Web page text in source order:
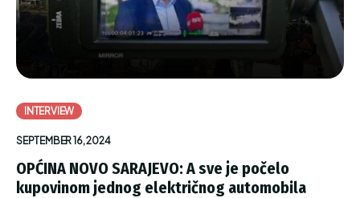
INTERVIEW
SEPTEMBER 16, 2024
OPĆINA NOVO SARAJEVO: A sve je počelo
kupovinom jednog električnog automobila